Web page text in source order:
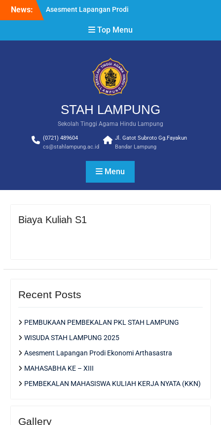
News:
Asesment Lapangan Prodi
PEMBEKALAN PKL STAH
WISUDA STAH LAMPUNG
Top Menu
STAH LAMPUNG
Sekolah Tinggi Agama Hindu Lampung
(0721) 489604
cs@stahlampung.ac.id
Jl. Gatot Subroto Gg.Fayakun
Bandar Lampung
Menu
Biaya Kuliah S1
Recent Posts
PEMBUKAAN PEMBEKALAN PKL STAH LAMPUNG
WISUDA STAH LAMPUNG 2025
Asesment Lapangan Prodi Ekonomi Arthasastra
MAHASABHA KE – XIII
PEMBEKALAN MAHASISWA KULIAH KERJA NYATA (KKN)
Gallery